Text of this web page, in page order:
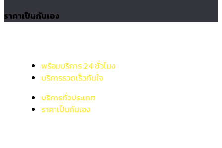
ราคาเป็นกันเอง
พร้อมบริการ 24 ชั่วโมง
บริการรวดเร็วทันใจ
บริการทั่วประเทศ
ราคาเป็นกันเอง